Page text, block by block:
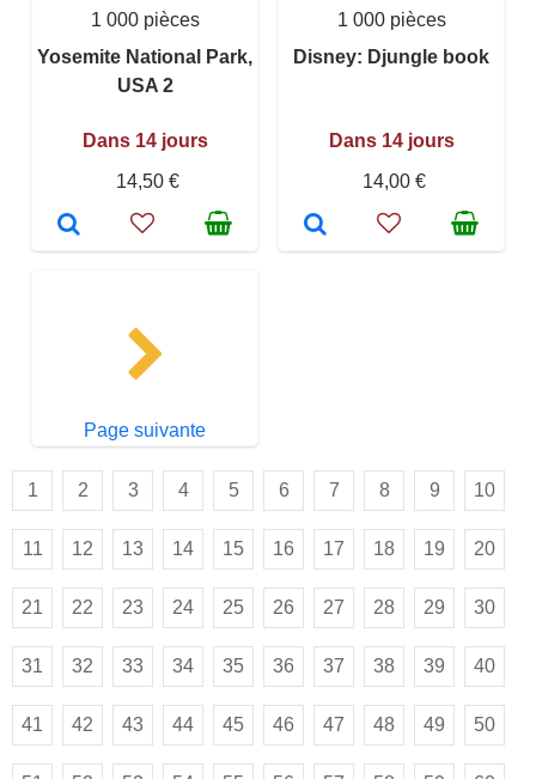
1 000 pièces
Yosemite National Park,
USA 2
Dans 14 jours
14,50 €
1 000 pièces
Disney: Djungle book
Dans 14 jours
14,00 €
Page suivante
1 2 3 4 5 6 7 8 9 10
11 12 13 14 15 16 17 18 19 20
21 22 23 24 25 26 27 28 29 30
31 32 33 34 35 36 37 38 39 40
41 42 43 44 45 46 47 48 49 50